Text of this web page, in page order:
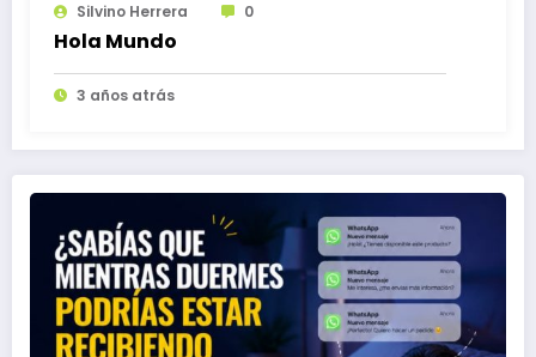
Silvino Herrera 0
Hola Mundo
3 años atrás